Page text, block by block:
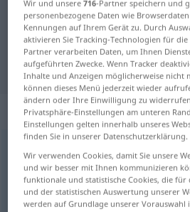
Deutsch-Spanisch
"surren"
"surren" Spanisch
„surren“:
surren [ˈzʊrən]v/i
Übersicht aller
(Für mehr Details die Übersetzung
Wir und unsere716-Partner speichern und
personenbezogene Daten wie
Kennungen auf Ihrem Gerät zu. Durch
aktivieren Sie Tracking-Technologien für
Partner verarbeiten Daten, um Ihnen
aufgeführten Zwecke. Wenn Tracker
Inhalte und Anzeigen möglicherweise nicht
können dieses Menü jederzeit wieder
ändern oder Ihre Einwilligung zu
Privatsphäre-Einstellungen am unteren
Einstellungen gelten innerhalb unseres
finden Sie in unserer Datenschutzerklärung.
Wir verwenden Cookies, damit Sie unsere
und wir besser mit Ihnen kommunizieren
funktionale und statistische Cookies, die für
und der statistischen Auswertung unserer
werden auf Grundlage unserer